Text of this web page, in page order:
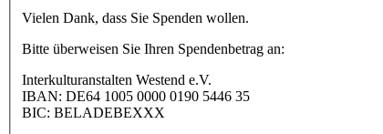
Vielen Dank, dass Sie Spenden wollen.
Bitte überweisen Sie Ihren Spendenbetrag an:
Interkulturanstalten Westend e.V.
IBAN: DE64 1005 0000 0190 5446 35
BIC: BELADEBEXXX